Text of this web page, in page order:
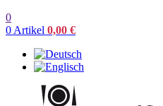
0
0 Artikel 0,00 €